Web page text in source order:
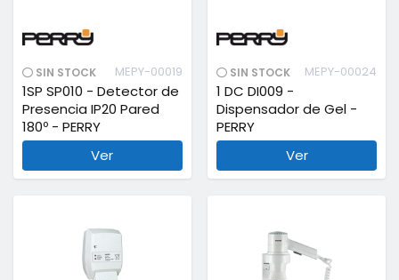
SIN STOCK MEPY-00019
1SP SP010 - Detector de
Presencia IP20 Pared
180º - PERRY
Ver
SIN STOCK MEPY-00024
1 DC DI009 -
Dispensador de Gel -
PERRY
Ver